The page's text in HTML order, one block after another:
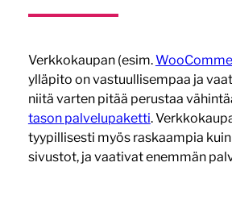
Verkkokaupan (esim.
ylläpito on vastuullisempaa ja
niitä varten pitää perustaa
tason palvelupaketti.
tyypillisesti myös raskaampia
sivustot, ja vaativat enemmän